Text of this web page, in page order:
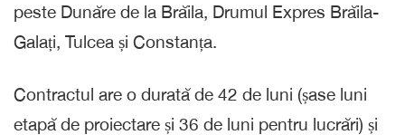
peste Dunăre de la Brăila, Drumul Expres Brăila-
Galați, Tulcea și Constanța.
Contractul are o durată de 42 de luni (șase luni
etapă de proiectare și 36 de luni pentru lucrări) și